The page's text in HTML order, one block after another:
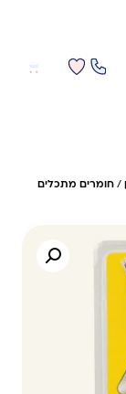
/ חומרים מתכלים